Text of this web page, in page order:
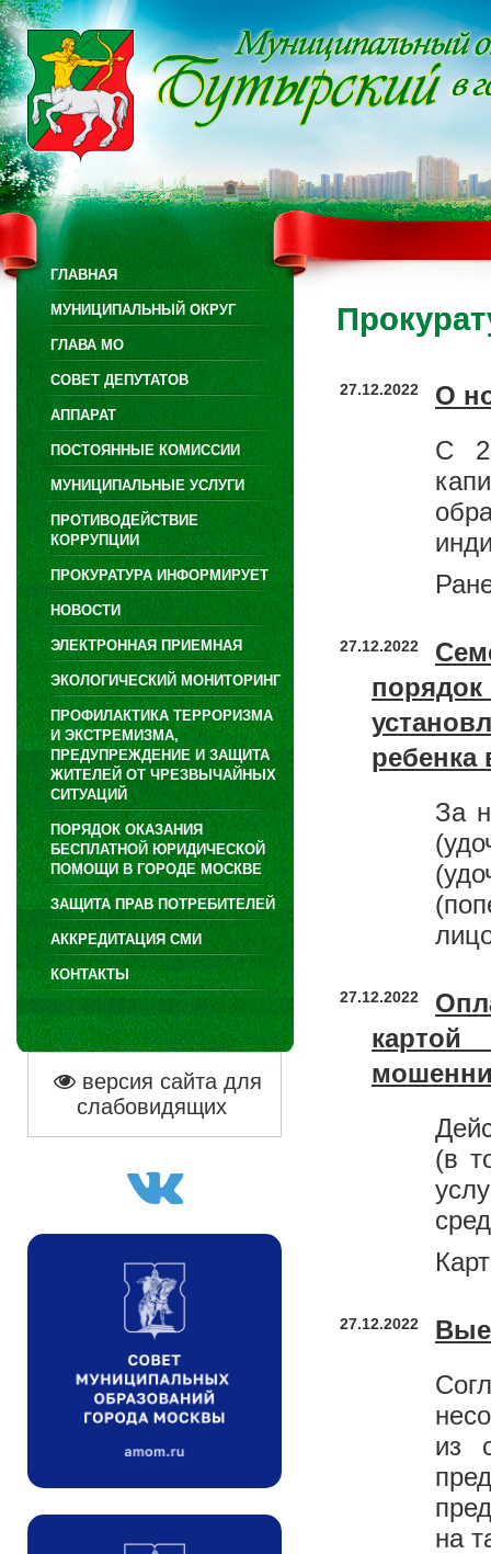
ГЛАВНАЯ
МУНИЦИПАЛЬНЫЙ ОКРУГ
ГЛАВА МО
СОВЕТ ДЕПУТАТОВ
АППАРАТ
ПОСТОЯННЫЕ КОМИССИИ
МУНИЦИПАЛЬНЫЕ УСЛУГИ
ПРОТИВОДЕЙСТВИЕ
КОРРУПЦИИ
ПРОКУРАТУРА ИНФОРМИРУЕТ
НОВОСТИ
ЭЛЕКТРОННАЯ ПРИЕМНАЯ
ЭКОЛОГИЧЕСКИЙ МОНИТОРИНГ
ПРОФИЛАКТИКА ТЕРРОРИЗМА
И ЭКСТРЕМИЗМА,
ПРЕДУПРЕЖДЕНИЕ И ЗАЩИТА
ЖИТЕЛЕЙ ОТ ЧРЕЗВЫЧАЙНЫХ
СИТУАЦИЙ
ПОРЯДОК ОКАЗАНИЯ
БЕСПЛАТНОЙ ЮРИДИЧЕСКОЙ
ПОМОЩИ В ГОРОДЕ МОСКВЕ
ЗАЩИТА ПРАВ ПОТРЕБИТЕЛЕЙ
АККРЕДИТАЦИЯ СМИ
КОНТАКТЫ
версия сайта для
слабовидящих
27.12.2022
О
С
27.12.2022
За
27.12.2022
картой
(в
27.12.2022
из
на